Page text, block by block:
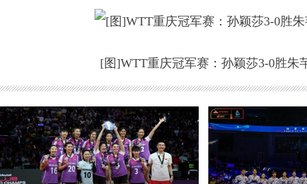
[图]WTT重庆冠军赛：孙颖莎3-0胜朱